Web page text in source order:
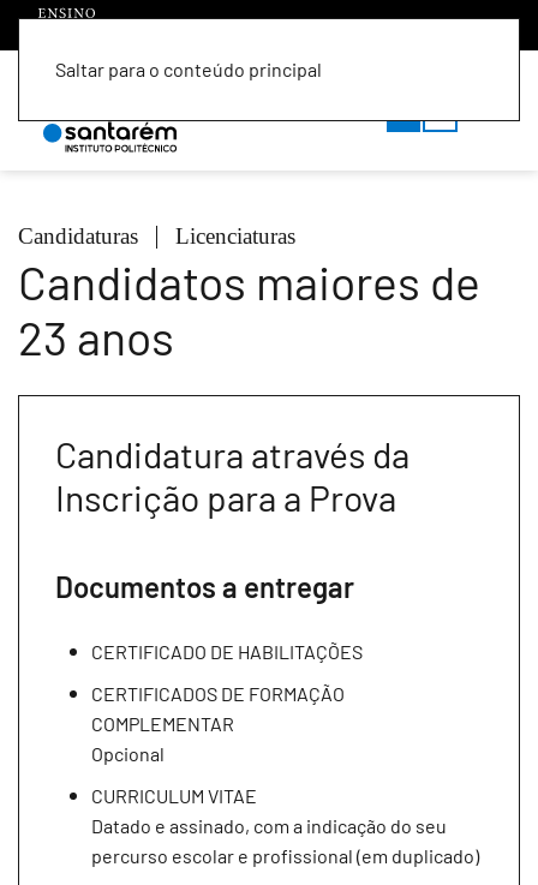
Saltar para o conteúdo principal
Candidaturas Licenciaturas
Candidatos maiores de
23 anos
Candidatura através da
Inscrição para a Prova
Documentos a entregar
CERTIFICADO DE HABILITAÇÕES
CERTIFICADOS DE FORMAÇÃO
COMPLEMENTAR
Opcional
CURRICULUM VITAE
Datado e assinado, com a indicação do seu
percurso escolar e profissional (em duplicado)